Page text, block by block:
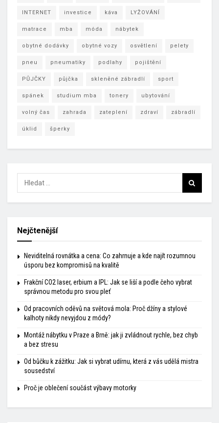
INTERNET investice káva LYŽOVÁNÍ
matrace mba móda nábytek
obytné dodávky obytné vozy osvětlení pelety
pneu pneumatiky podlahy pojištění
PŮJČKY půjčka skleněné zábradlí sport
spánek studium mba tonery ubytování
volný čas zahrada zateplení zdraví zábradlí
úklid šperky
Nejčtenější
Neviditelná rovnátka a cena: Co zahrnuje a kde najít rozumnou
úsporu bez kompromisů na kvalitě
Frakční CO2 laser, erbium a IPL: Jak se liší a podle čeho vybrat
správnou metodu pro svou pleť
Od pracovních oděvů na světová mola: Proč džíny a stylové
kalhoty nikdy nevyjdou z módy?
Montáž nábytku v Praze a Brně: jak ji zvládnout rychle, bez chyb
a bez stresu
Od bůčku k zážitku: Jak si vybrat udírnu, která z vás udělá mistra
sousedství
Proč je oblečení součást výbavy motorky